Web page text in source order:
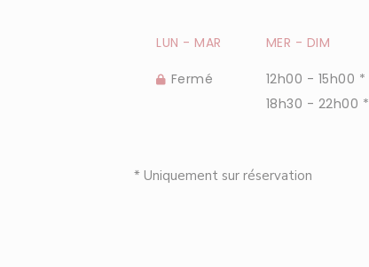
LUN -MAR
Fermé
MER - DIM
12h00 - 15h00 *
18h30 - 22h00 *
* Uniquement sur réservation